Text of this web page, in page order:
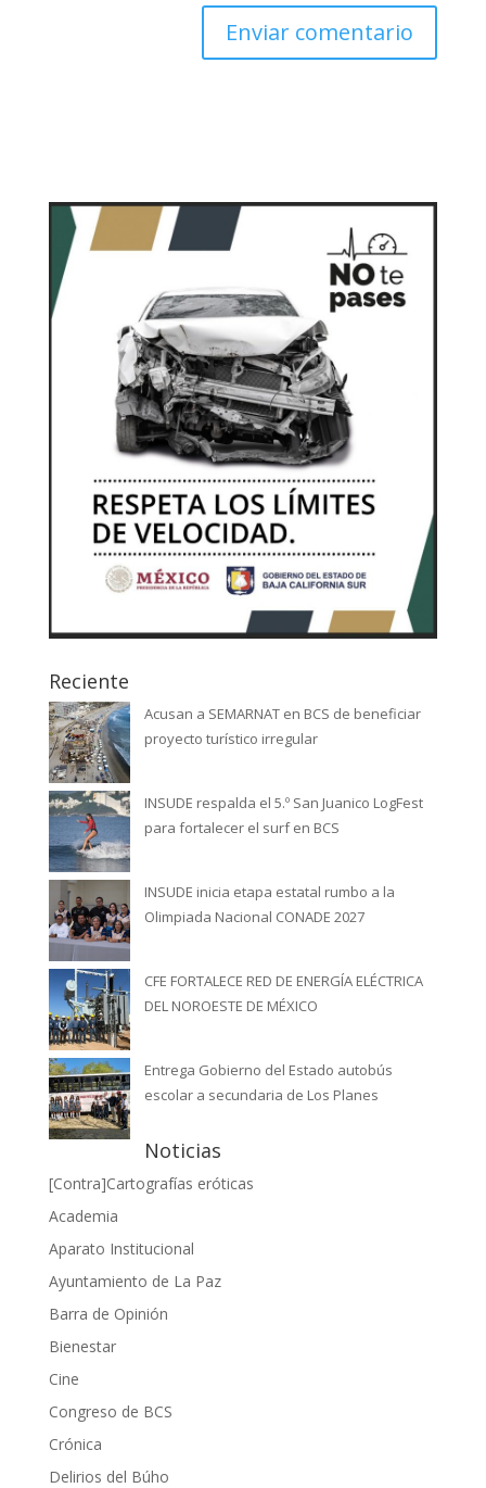
Reciente
Acusan a SEMARNAT en BCS de beneficiar
proyecto turístico irregular
INSUDE respalda el 5.º San Juanico LogFest
para fortalecer el surf en BCS
INSUDE inicia etapa estatal rumbo a la
Olimpiada Nacional CONADE 2027
CFE FORTALECE RED DE ENERGÍA ELÉCTRICA
DEL NOROESTE DE MÉXICO
Entrega Gobierno del Estado autobús
escolar a secundaria de Los Planes
Noticias
[Contra]Cartografías eróticas
Academia
Aparato Institucional
Ayuntamiento de La Paz
Barra de Opinión
Bienestar
Cine
Congreso de BCS
Crónica
Delirios del Búho